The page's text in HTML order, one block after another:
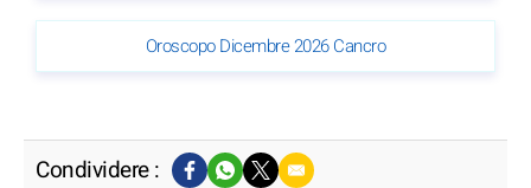
Oroscopo Dicembre 2026 Cancro
Condividere :